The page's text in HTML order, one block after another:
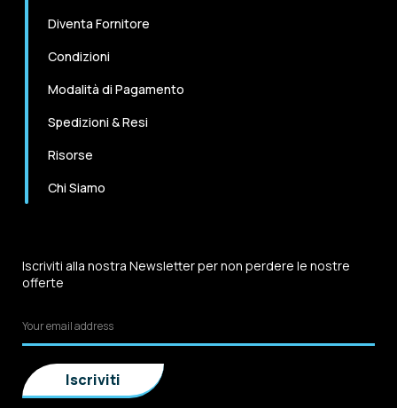
Diventa Fornitore
Condizioni
Modalità di Pagamento
Spedizioni & Resi
Risorse
Chi Siamo
Iscriviti alla nostra Newsletter per non perdere le nostre
offerte